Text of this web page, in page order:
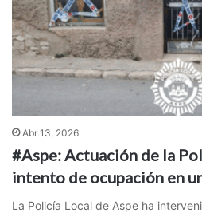
Abr 13, 2026
#Aspe: Actuación de la
intento de ocupación en
La Policía Local de Aspe ha